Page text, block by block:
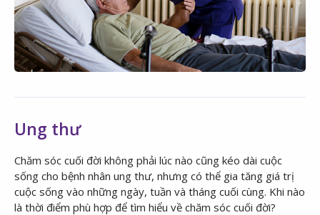
Ung thư
Chăm sóc cuối đời không phải lúc nào cũng kéo dài cuộc
sống cho bệnh nhân ung thư, nhưng có thể gia tăng giá trị
cuộc sống vào những ngày, tuần và tháng cuối cùng. Khi nào
là thời điểm phù hợp để tìm hiểu về chăm sóc cuối đời?